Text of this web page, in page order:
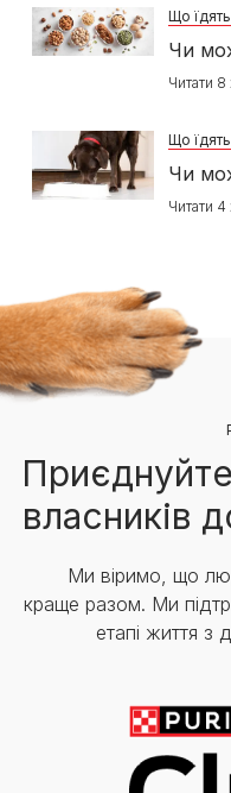
Що
Чи
Читати 8
Що
Чи
Читати 4
власників
Ми віримо, що
краще разом. Ми
етапі життя